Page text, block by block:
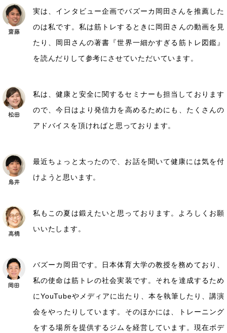
実は、インタビュー企画でバズーカ岡田さんを推薦した
のは私です。私は筋トレするときに岡田さんの動画を見
たり、岡田さんの著書『世界一細かすぎる筋トレ図鑑』
を読んだりして参考にさせていただいています。
私は、健康と安全に関するセミナーも担当しております
ので、今日はより発信力を高めるためにも、たくさんの
アドバイスを頂ければと思っております。
最近ちょっと太ったので、お話を聞いて健康には気を付
けようと思います。
私もこの夏は鍛えたいと思っております。よろしくお願
いいたします。
バズーカ岡田です。日本体育大学の教授を務めており、
私の使命は筋トレの社会実装です。それを達成するため
にYouTubeやメディアに出たり、本を執筆したり、講演
会をやったりしています。そのほかには、トレーニング
をする場所を提供するジムを経営しています。現在ボデ